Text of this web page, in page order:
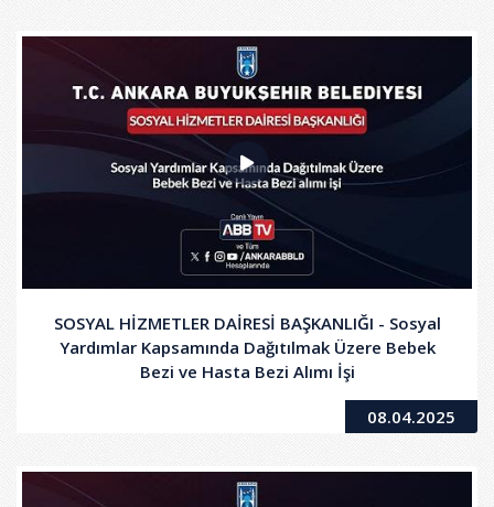
SOSYAL HİZMETLER DAİRESİ BAŞKANLIĞI - Sosyal
Yardımlar Kapsamında Dağıtılmak Üzere Bebek
Bezi ve Hasta Bezi Alımı İşi
08.04.2025